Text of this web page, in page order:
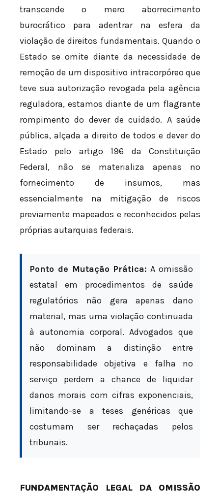
transcende o mero aborrecimento
burocrático para adentrar na esfera da
violação de direitos fundamentais. Quando o
Estado se omite diante da necessidade de
remoção de um dispositivo intracorpóreo que
teve sua autorização revogada pela agência
reguladora, estamos diante de um flagrante
rompimento do dever de cuidado. A saúde
pública, alçada a direito de todos e dever do
Estado pelo artigo 196 da Constituição
Federal, não se materializa apenas no
fornecimento de insumos, mas
essencialmente na mitigação de riscos
previamente mapeados e reconhecidos pelas
próprias autarquias federais.
Ponto de Mutação Prática: A omissão
estatal em procedimentos de saúde
regulatórios não gera apenas dano
material, mas uma violação continuada
à autonomia corporal. Advogados que
não dominam a distinção entre
responsabilidade objetiva e falha no
serviço perdem a chance de liquidar
danos morais com cifras exponenciais,
limitando-se a teses genéricas que
costumam ser rechaçadas pelos
tribunais.
FUNDAMENTAÇÃO LEGAL DA OMISSÃO